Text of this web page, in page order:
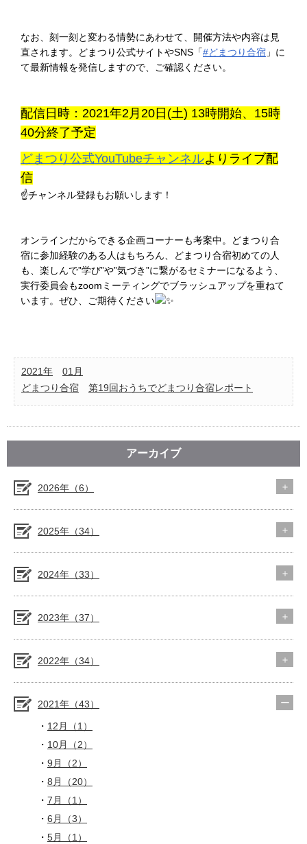
なお、刻一刻と変わる情勢にあわせて、開催方法や内容は見
直されます。どまつり公式サイトやSNS「#どまつり合宿 」に
て最新情報を発信しますので、ご確認ください。
配信日時：2021年2月20日(土) 13時開始、15時
40分終了予定
どまつり公式YouTubeチャンネルよりライブ配
信
☝チャンネル登録もお願いします！
オンラインだからできる企画コーナーも考案中。どまつり合
宿に参加経験のある人はもちろん、どまつり合宿初めての人
も、楽しんで”学び”や”気づき”に繋がるセミナーになるよう、
実行委員会もzoomミーティングでブラッシュアップを重ねて
います。ぜひ、ご期待ください
2021年
01月
どまつり合宿
第19回おうちでどまつり合宿レポート
アーカイブ
2026年（6）
2025年（34）
2024年（33）
2023年（37）
2022年（34）
2021年（43）
12月（1）
10月（2）
9月（2）
8月（20）
7月（1）
6月（3）
5月（1）